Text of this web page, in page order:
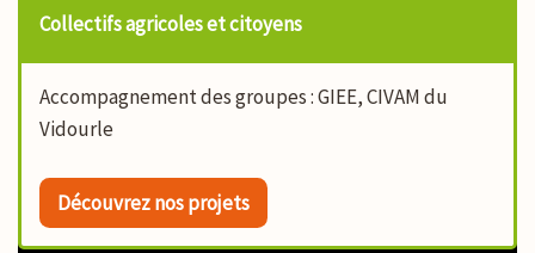
Collectifs agricoles et citoyens
Accompagnement des groupes : GIEE, CIVAM du
Vidourle
Découvrez nos projets